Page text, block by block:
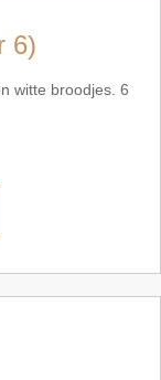
6)
witte broodjes. 6